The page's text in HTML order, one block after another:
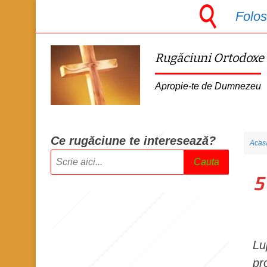
Rugăciuni Ortodoxe
Apropie-te de Dumnezeu
Ce rugăciune te interesează?
Cauta